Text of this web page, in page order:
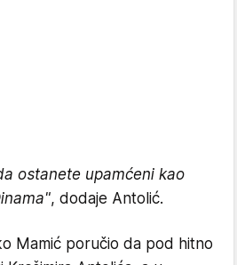
ostanete upamćeni kao
, dodaje Antolić.
Mamić poručio da pod hitno